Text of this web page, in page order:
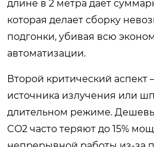
длине в 2 метра дает
которая делает сборку
подгонки, убивая всю
автоматизации.
Второй критический аспект
источника излучения или
длительном режиме.
CO2 часто теряют до 15%